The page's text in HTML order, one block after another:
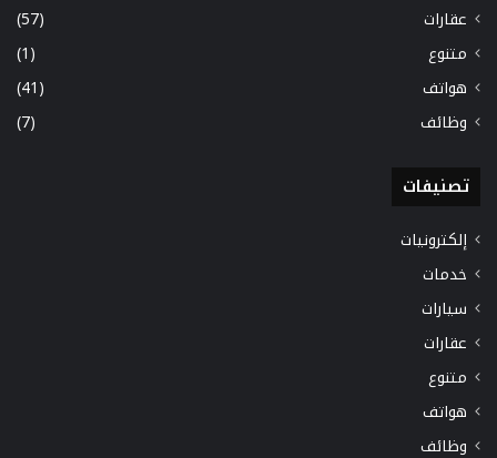
عقارات
(57)
متنوع
(1)
هواتف
(41)
وظائف
(7)
تصنيفات
إلكترونيات
خدمات
سيارات
عقارات
متنوع
هواتف
وظائف